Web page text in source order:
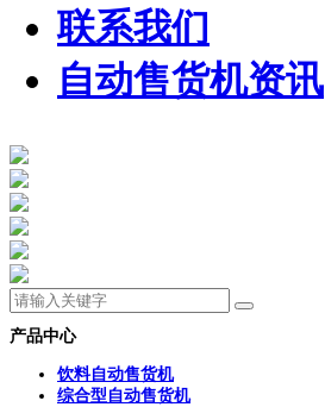
联系我们
自动售货机资讯
产品中心
饮料自动售货机
综合型自动售货机